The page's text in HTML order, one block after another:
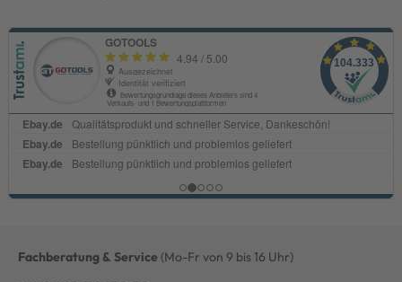
Fachberatung & Service (Mo-Fr von 9 bis 16 Uhr)